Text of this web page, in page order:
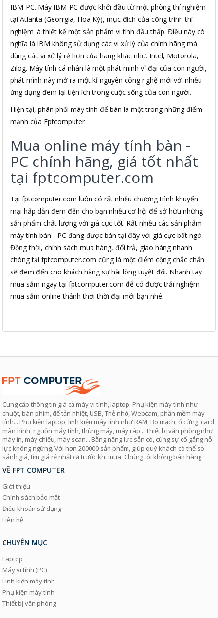
IBM-PC. Máy IBM-PC được khởi đầu từ một phòng thí nghiệm
tại Atlanta (Georrgia, Hoa Kỳ), mục đích của công trình thí
nghiệm là thiết kế một sản phẩm vi tính đầu thấp. Điều này có
nghĩa là IBM không sử dụng các vi xử lý của chính hãng mà
dùng các vi xử lý rẻ hơn của hãng khác như: Intel, Motorola,
Zilog. Máy tính cá nhân là một phát minh vĩ đại của con người,
phát mình này mở ra một kỉ nguyên công nghệ mới với nhiều
ứng dụng đem lại tiện ích trong cuộc sống của con người.
Hiện tại, phân phối máy tính để bàn là một trong những điểm
mạnh của Fptcomputer
Mua online máy tính bàn -
PC chính hãng, giá tốt nhất
tại fptcomputer.com
Tại fptcomputer.com luôn có rất nhiều chương trình khuyến
mại hấp dẫn đem đến cho bạn nhiều cơ hội để sở hữu những
sản phẩm chất lượng với giá cực tốt. Rất nhiều các sản phẩm
máy tính bàn - PC đang được bán tại đây với giá cực bất ngờ.
Đồng thời, chính sách mua hàng, đổi trả, giao hàng nhanh
chóng tại fptcomputer.com cũng là một điểm cộng chắc chắn
sẽ đem đến cho khách hàng sự hài lòng tuyệt đối. Nhanh tay
mua sắm ngay tại fptcomputer.com để có được trải nghiệm
mua sắm online thảnh thơi thời đại mới bạn nhé.
Cung cấp thông tin giá cả máy vi tính, laptop. Phụ kiện máy tính như
chuột, bàn phím, đế tản nhiệt, USB, Thẻ nhớ, Webcam, phần mềm máy
tính... Phụ kiện laptop, linh kiện máy tính như RAM, Bo mạch, ổ cứng, card
màn hình, nguồn máy tính, thùng máy, máy ráp... Thiết bị văn phòng như
máy in, máy chiếu, máy scan... Bằng năng lực sẵn có, cùng sự cố gắng nỗ
lực không ngừng. Với hơn 200000 sản phẩm, giúp quý khách có thể so
sánh giá, tìm giá rẻ nhất cả trước khi mua. Chúng tôi không bán hàng.
VỀ FPT COMPUTER
Giới thiệu
Chính sách bảo mật
Điều khoản sử dụng
Liên hệ
CHUYÊN MỤC
Laptop
Máy vi tính (PC)
Linh kiện máy tính
Phụ kiện máy tính
Thiết bị văn phòng